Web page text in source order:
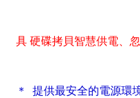
具 硬碟拷貝智慧供電、
＊ 提供最安全的電源環